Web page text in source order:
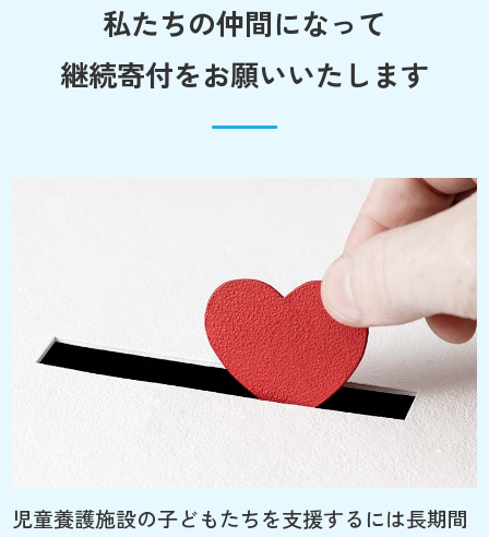
私たちの仲間になって
継続寄付をお願いいたします
児童養護施設の子どもたちを支援するには長期間